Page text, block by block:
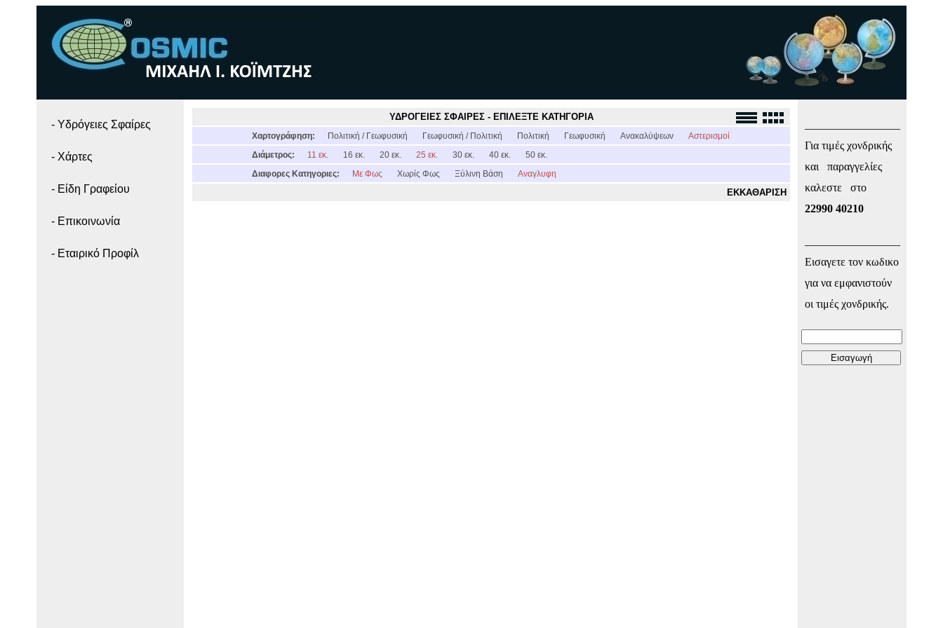
- Yδρόγειες Σφαίρες
- Χάρτες
- Είδη Γραφείου
- Επικοινωνία
- Εταιρικό Προφίλ
ΥΔΡΟΓΕΙΕΣ ΣΦΑΙΡΕΣ - ΕΠΙΛΕΞΤΕ ΚΑΤΗΓΟΡΙΑ
Χαρτογράφηση: Πολιτική / Γεωφυσική Γεωφυσική / Πολιτική Πολιτική Γεωφυσική Ανακαλύψεων
Αστερισμοί
Διάμετρος:
11 εκ. 16 εκ. 20 εκ. 25 εκ. 30 εκ. 40 εκ.
50 εκ.
Διαφορες Κατηγοριες:
Με Φως Χωρίς Φως Ξύλινη Βάση Αναγλυφη
ΕΚΚΑΘΑΡΙΣΗ
Για τιμές χονδρικής
και παραγγελίες
καλεστε στο
22990 40210
Εισαγετε τον κωδικο
για να εμφανιστούν
οι τιμές χονδρικής.